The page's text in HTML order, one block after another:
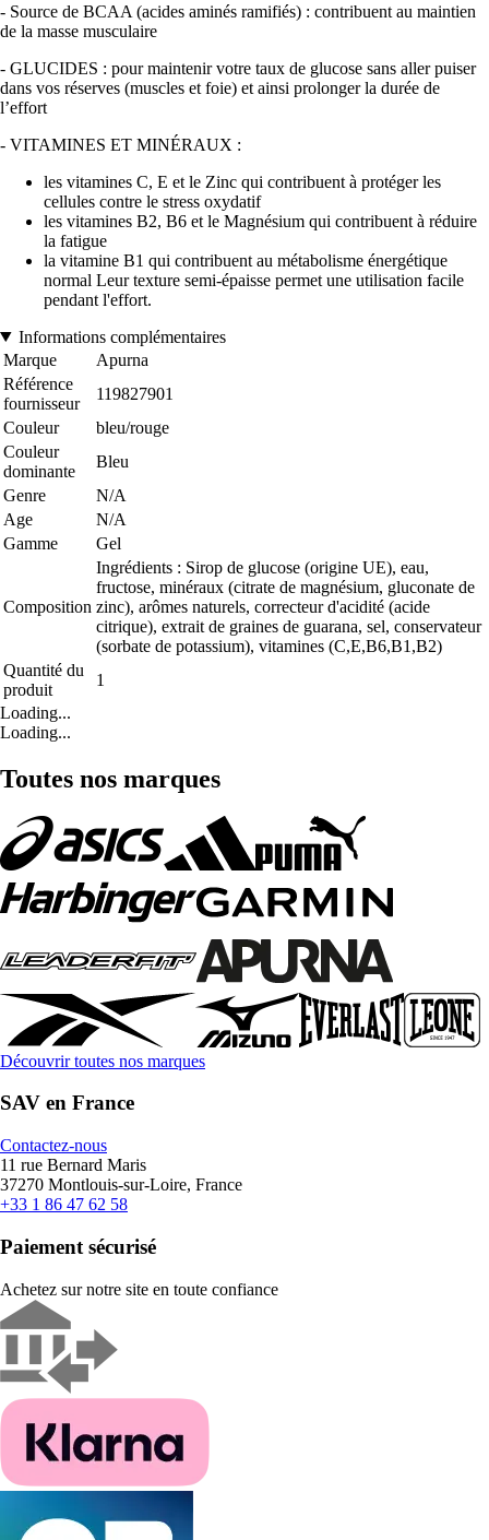
- Source de BCAA (acides aminés ramifiés) : contribuent au maintien
de la masse musculaire
- GLUCIDES : pour maintenir votre taux de glucose sans aller puiser
dans vos réserves (muscles et foie) et ainsi prolonger la durée de
l’effort
- VITAMINES ET MINÉRAUX :
les vitamines C, E et le Zinc qui contribuent à protéger les
cellules contre le stress oxydatif
les vitamines B2, B6 et le Magnésium qui contribuent à réduire
la fatigue
la vitamine B1 qui contribuent au métabolisme énergétique
normal Leur texture semi-épaisse permet une utilisation facile
pendant l'effort.
Informations complémentaires
Marque
Apurna
Référence
fournisseur
119827901
Couleur
bleu/rouge
Couleur
dominante
Bleu
Genre
N/A
Age
N/A
Gamme
Gel
Composition
Ingrédients : Sirop de glucose (origine UE), eau,
fructose, minéraux (citrate de magnésium, gluconate de
zinc), arômes naturels, correcteur d'acidité (acide
citrique), extrait de graines de guarana, sel, conservateur
(sorbate de potassium), vitamines (C,E,B6,B1,B2)
Quantité du
produit
1
Loading...
Loading...
Toutes nos marques
Découvrir toutes nos marques
SAV en France
Contactez-nous
11 rue Bernard Maris
37270 Montlouis-sur-Loire, France
+33 1 86 47 62 58
Paiement sécurisé
Achetez sur notre site en toute confiance